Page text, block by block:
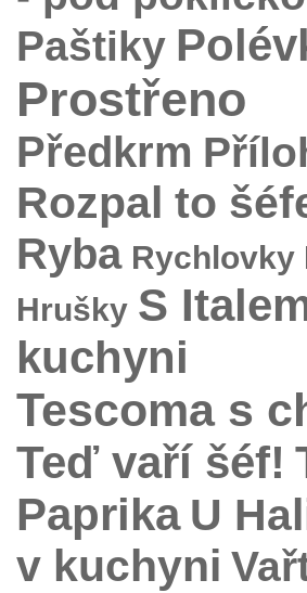
Paštiky
Prostřeno
Předkrm
Rozpal to
Ryba Rychlovky
Hrušky S
kuchyni
Tescoma s
Teď vaří šéf!
Paprika U
v kuchyni